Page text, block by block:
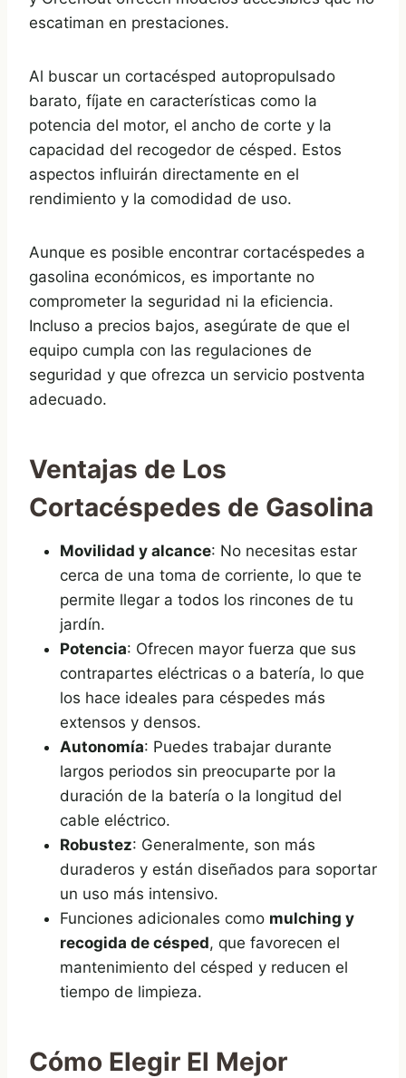
escatiman en prestaciones.
Al buscar un cortacésped autopropulsado
barato, fíjate en características como la
potencia del motor, el ancho de corte y la
capacidad del recogedor de césped. Estos
aspectos influirán directamente en el
rendimiento y la comodidad de uso.
Aunque es posible encontrar cortacéspedes a
gasolina económicos, es importante no
comprometer la seguridad ni la eficiencia.
Incluso a precios bajos, asegúrate de que el
equipo cumpla con las regulaciones de
seguridad y que ofrezca un servicio postventa
adecuado.
Ventajas de Los
Cortacéspedes de Gasolina
Movilidad y alcance: No necesitas estar
cerca de una toma de corriente, lo que te
permite llegar a todos los rincones de tu
jardín.
Potencia: Ofrecen mayor fuerza que sus
contrapartes eléctricas o a batería, lo que
los hace ideales para céspedes más
extensos y densos.
Autonomía: Puedes trabajar durante
largos periodos sin preocuparte por la
duración de la batería o la longitud del
cable eléctrico.
Robustez: Generalmente, son más
duraderos y están diseñados para soportar
un uso más intensivo.
Funciones adicionales como mulching y
recogida de césped, que favorecen el
mantenimiento del césped y reducen el
tiempo de limpieza.
Cómo Elegir El Mejor